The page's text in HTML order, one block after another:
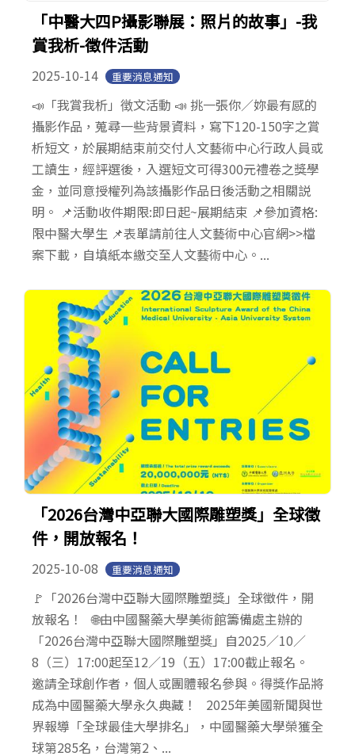
「中醫大四P攝影聯展：照片的故事」-我
賞我析-徵件活動
2025-10-14 重要消息通知
📣「我賞我析」徴文活動 📣 挑一張你／妳最有感的
攝影作品，蒐尋一些背景資料，寫下120-150字之賞
析短文，於展期結束前交付人文藝術中心行政人員或
工讀生，經評選後，入選短文可得300元禮卷之獎學
金，並同意授權列為該攝影作品日後活動之相關説
明。 📌活動收件期限:即日起~展期結束 📌參加資格:
限中醫大學生 📌表單請前往人文藝術中心官網>>檔
案下載，自填紙本繳交至人文藝術中心。...
「2026台灣中亞聯大國際雕塑獎」全球徵
件，開放報名！
2025-10-08 重要消息通知
🚩「2026台灣中亞聯大國際雕塑獎」全球徵件，開
放報名！ 🌐由中國醫藥大學美術館籌備處主辦的
「2026台灣中亞聯大國際雕塑獎」自2025／10／
8（三）17:00起至12／19（五）17:00截止報名。
邀請全球創作者，個人或團體報名參與。得獎作品將
成為中國醫藥大學永久典藏！ 2025年美國新聞與世
界報導「全球最佳大學排名」，中國醫藥大學榮獲全
球第285名，台灣第2、...